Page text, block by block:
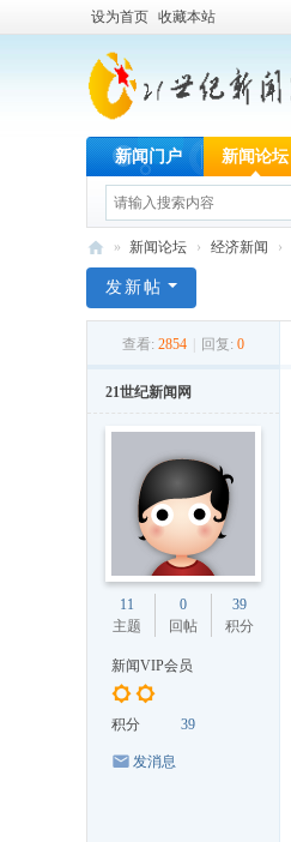
设为首页 收藏本站
新闻门户 新闻论坛
世
» 新闻论坛 › 经济新闻 ›
发新帖
查看: 2854 回复: 0
21世纪新闻网
11
主题
0
回帖
39
积分
新闻VIP会员
积分 39
发消息